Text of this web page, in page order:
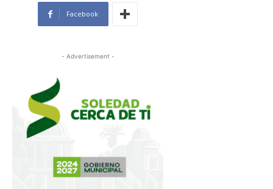
Facebook
- Advertisement -